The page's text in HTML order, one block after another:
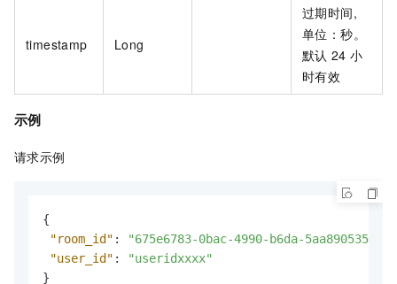
timestamp Long
过期时间,
单位：秒。
默认 24 小
时有效
示例
请求示例
{
"room_id" :
"675e6783-0bac-4990-b6da-5aa890535029"
"user_id" :
"useridxxxx"
}